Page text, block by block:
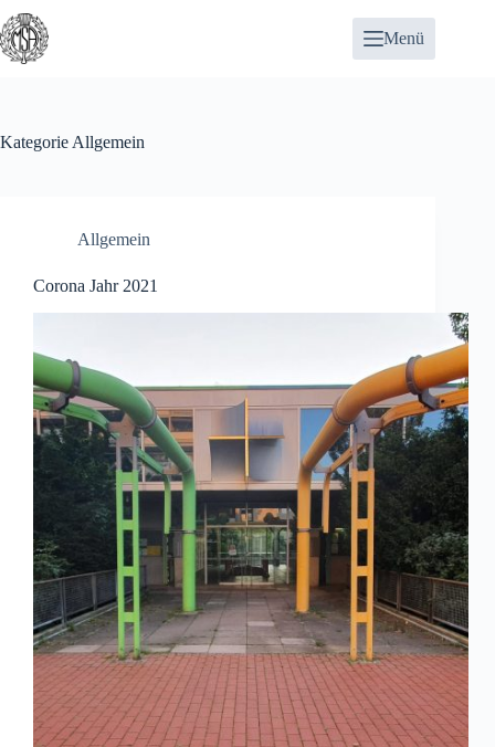
Inhalt
springen
Menü
Kategorie Allgemein
Allgemein
Corona Jahr 2021